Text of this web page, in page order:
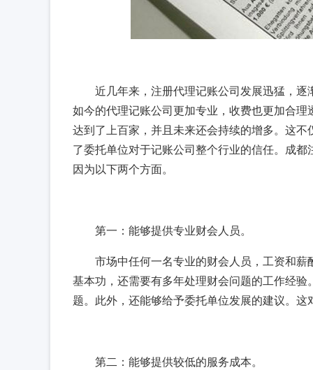
近几年来，注册代理记账公司发展迅猛，
如今的代理记账公司更加专业，收费也更加合
达到了上百家，并且未来还会持续的增多。这
了委托单位对于记账公司整个行业的信任。成
因为以下两个方面。
第一：能够提供专业财会人员。
市场中任何一名专业的财会人员，工资和
基本功，还需要有多年处理财会问题的工作经
题。此外，还能够给予委托单位发展的建议。
第二：能够提供较低的服务成本。